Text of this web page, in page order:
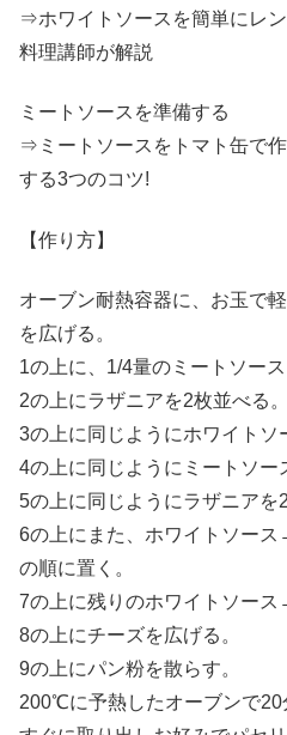
⇒ホワイトソースを簡単にレ
料理講師が解説
ミートソースを準備する
⇒ミートソースをトマト缶で
する3つのコツ!
【作り方】
オーブン耐熱容器に、お玉で
を広げる。
1の上に、1/4量のミートソース
2の上にラザニアを2枚並べる。
3の上に同じようにホワイトソ
4の上に同じようにミートソー
5の上に同じようにラザニアを
6の上にまた、ホワイトソー
の順に置く。
7の上に残りのホワイトソース
8の上にチーズを広げる。
9の上にパン粉を散らす。
200℃に予熱したオーブンで20